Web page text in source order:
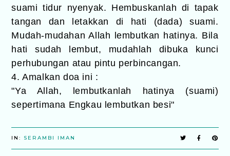
suami tidur nyenyak. Hembuskanlah di tapak
tangan dan letakkan di hati (dada) suami.
Mudah-mudahan Allah lembutkan hatinya. Bila
hati sudah lembut, mudahlah dibuka kunci
perhubungan atau pintu perbincangan.
4. Amalkan doa ini :
"Ya Allah, lembutkanlah hatinya (suami)
sepertimana Engkau lembutkan besi"
IN: SERAMBI IMAN